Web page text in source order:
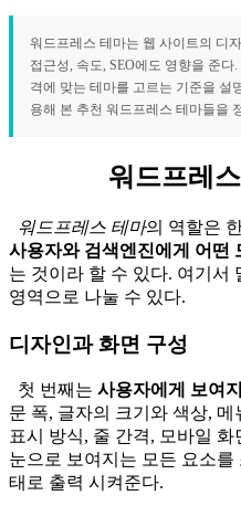
워드프레스 테마는 웹 사이트의 디
접근성, 속도, SEO에도 영향을 준
격에 맞는 테마를 고르는 기준을 설
용해 본 추천 워드프레스 테마들을
워드프레
워드프레스 테마의 역할은
사용자와 검색엔진에게 어떤
는 것이라 할 수 있다. 여기서
영역으로 나눌 수 있다.
디자인과 화면 구성
첫 번째는 사용자에게 보여
문 폭, 글자의 크기와 색상, 메
표시 방식, 줄 간격, 모바일
눈으로 보여지는 모든 요소
태로 출력 시켜준다.